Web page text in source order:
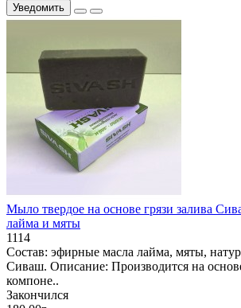
Уведомить
Мыло твердое на основе грязи залива
лайма и мяты
1114
Состав: эфирные масла лайма, мяты,
Сиваш. Описание: Производится на
компоне..
Закончился